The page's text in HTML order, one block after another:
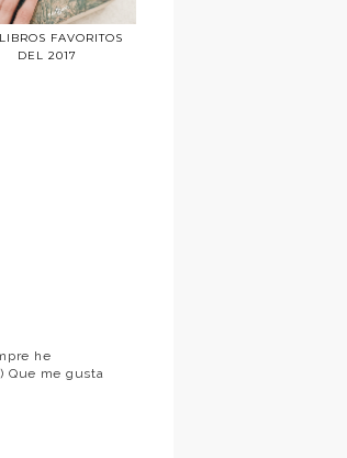
FAVORITOS
DEL 2017
he
Que me gusta